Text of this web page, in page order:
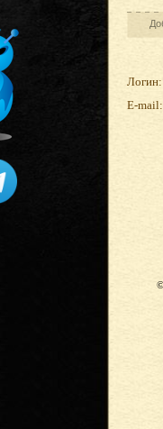
Логин:
E-mail: